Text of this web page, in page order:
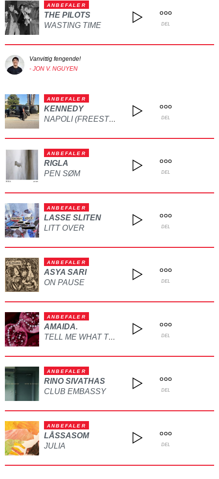
ANBEFALER
THE PILOTS
WASTING TIME
DEL
Vanvittig fengende!
- JON V. NGUYEN
ANBEFALER
KENNEDY
NAPOLI (FREESTYLE) DEL
ANBEFALER
RIGLA
PEN SØM
DEL
ANBEFALER
LASSE SLITEN
LITT OVER
DEL
ANBEFALER
ASYA SARI
ON PAUSE
DEL
ANBEFALER
AMAIDA.
TELL ME WHAT TO DO DEL
ANBEFALER
RINO SIVATHAS
CLUB EMBASSY
DEL
ANBEFALER
LÅSSASOM
JULIA
DEL